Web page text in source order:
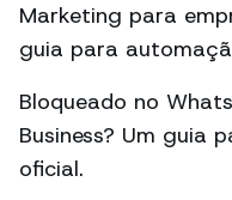
Marketing para
guia para
Bloqueado no
Business? Um guia
oficial.